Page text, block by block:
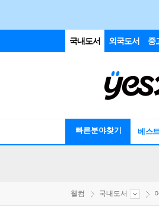
국내도서 외국도서 중
빠른분야찾기 베스
웰컴 국내도서